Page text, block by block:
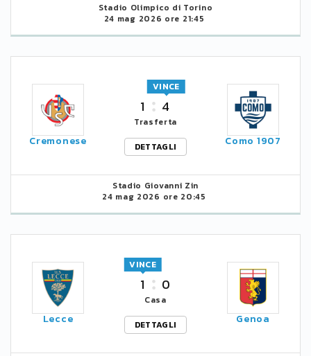
Stadio Olimpico di Torino
24 mag 2026 ore 21:45
Cremonese
1 4
VINCE
Trasferta
DETTAGLI
Como 1907
Stadio Giovanni Zin
24 mag 2026 ore 20:45
Lecce
1
VINCE
0
Casa
DETTAGLI
Genoa